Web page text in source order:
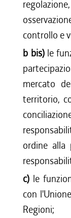
controllo e
b bis) le
mercato
territorio,
ordine alla
c) le
con
Regioni;